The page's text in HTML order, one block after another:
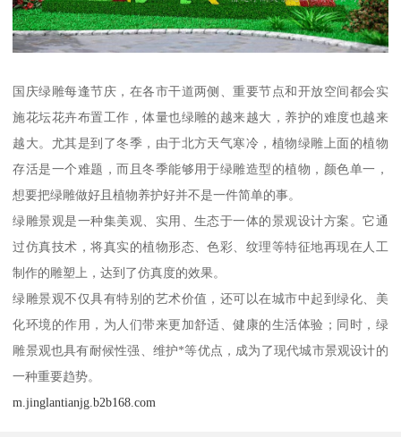
国庆绿雕每逢节庆，在各市干道两侧、重要节点和开放空间都会实
施花坛花卉布置工作，体量也绿雕的越来越大，养护的难度也越来
越大。尤其是到了冬季，由于北方天气寒冷，植物绿雕上面的植物
存活是一个难题，而且冬季能够用于绿雕造型的植物，颜色单一，
想要把绿雕做好且植物养护好并不是一件简单的事。
绿雕景观是一种集美观、实用、生态于一体的景观设计方案。它通
过仿真技术，将真实的植物形态、色彩、纹理等特征地再现在人工
制作的雕塑上，达到了仿真度的效果。
绿雕景观不仅具有特别的艺术价值，还可以在城市中起到绿化、美
化环境的作用，为人们带来更加舒适、健康的生活体验；同时，绿
雕景观也具有耐候性强、维护*等优点，成为了现代城市景观设计的
一种重要趋势。
m.jinglantianjg.b2b168.com